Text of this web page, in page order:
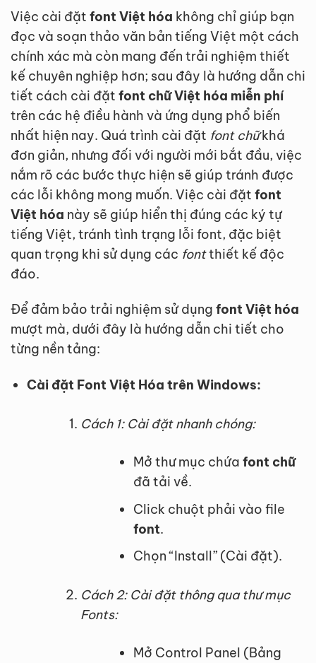
Việc cài đặt font Việt hóa không chỉ giúp bạn
đọc và soạn thảo văn bản tiếng Việt một cách
chính xác mà còn mang đến trải nghiệm thiết
kế chuyên nghiệp hơn; sau đây là hướng dẫn chi
tiết cách cài đặt font chữ Việt hóa miễn phí
trên các hệ điều hành và ứng dụng phổ biến
nhất hiện nay. Quá trình cài đặt font chữkhá
đơn giản, nhưng đối với người mới bắt đầu, việc
nắm rõ các bước thực hiện sẽ giúp tránh được
các lỗi không mong muốn. Việc cài đặt font
Việt hóa này sẽ giúp hiển thị đúng các ký tự
tiếng Việt, tránh tình trạng lỗi font, đặc biệt
quan trọng khi sử dụng các fontthiết kế độc
đáo.
Để đảm bảo trải nghiệm sử dụng font Việt hóa
mượt mà, dưới đây là hướng dẫn chi tiết cho
từng nền tảng:
Cài đặt Font Việt Hóa trên Windows:
Cách 1: Cài đặt nhanh chóng:
Mở thư mục chứafont chữ
đã tải về.
Click chuột phải vào file
font.
Chọn “Install” (Cài đặt).
Cách 2: Cài đặt thông qua thư mục
Fonts:
Mở Control Panel (Bảng